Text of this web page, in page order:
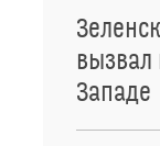
Западе